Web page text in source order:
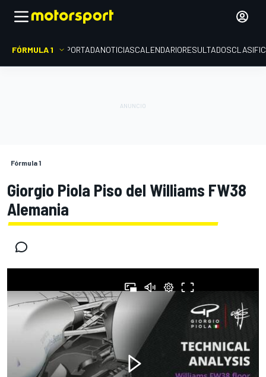
FÓRMULA 1 PORTADANOTICIASCALENDARIORESULTADOS
Fórmula 1
Giorgio Piola Piso del Williams FW38
Alemania